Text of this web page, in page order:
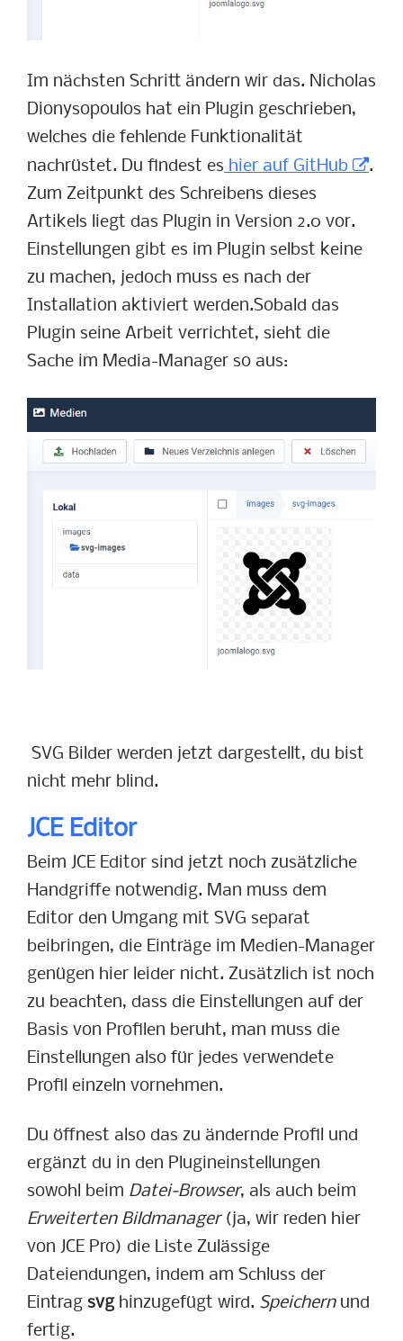
Im nächsten Schritt ändern wir das. Nicholas
Dionysopoulos hat ein Plugin geschrieben,
welches die fehlende Funktionalität
nachrüstet. Du findest es hier auf GitHub
.
Zum Zeitpunkt des Schreibens dieses
Artikels liegt das Plugin in Version 2.0 vor.
Einstellungen gibt es im Plugin selbst keine
zu machen, jedoch muss es nach der
Installation aktiviert werden.Sobald das
Plugin seine Arbeit verrichtet, sieht die
Sache im Media-Manager so aus:
SVG Bilder werden jetzt dargestellt, du bist
nicht mehr blind.
JCE Editor
Beim JCE Editor sind jetzt noch zusätzliche
Handgriffe notwendig. Man muss dem
Editor den Umgang mit SVG separat
beibringen, die Einträge im Medien-Manager
genügen hier leider nicht. Zusätzlich ist noch
zu beachten, dass die Einstellungen auf der
Basis von Profilen beruht, man muss die
Einstellungen also für jedes verwendete
Profil einzeln vornehmen.
Du öffnest also das zu ändernde Profil und
ergänzt du in den Plugineinstellungen
sowohl beim Datei-Browser, als auch beim
Erweiterten Bildmanager(ja, wir reden hier
von JCE Pro) die Liste Zulässige
Dateiendungen, indem am Schluss der
Eintrag svghinzugefügt wird. Speichernund
fertig.